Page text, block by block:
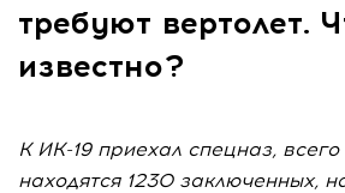
требуют вертолет.
известно?
К ИК-19 приехал спецназ, всего
находятся 1230 заключенных,